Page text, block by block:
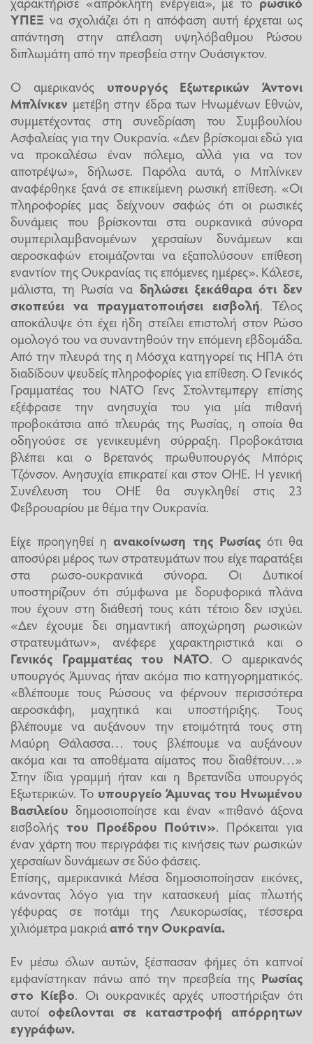
ΥΠΕΞ να σχολιάζει ότι η απόφαση αυτή έρχεται ως
απάντηση στην απέλαση υψηλόβαθμου Ρώσου
διπλωμάτη από την πρεσβεία στην Ουάσιγκτον.
Ο αμερικανός υπουργός Εξωτερικών Άντονι
Μπλίνκεν μετέβη στην έδρα των Ηνωμένων Εθνών,
συμμετέχοντας στη συνεδρίαση του Συμβουλίου
Ασφαλείας για την Ουκρανία. «Δεν βρίσκομαι εδώ για
να προκαλέσω έναν πόλεμο, αλλά για να τον
αποτρέψω», δήλωσε. Παρόλα αυτά, ο Μπλίνκεν
αναφέρθηκε ξανά σε επικείμενη ρωσική επίθεση. «Οι
πληροφορίες μας δείχνουν σαφώς ότι οι ρωσικές
δυνάμεις που βρίσκονται στα ουρκανικά σύνορα
συμπεριλαμβανομένων χερσαίων δυνάμεων και
αεροσκαφών ετοιμάζονται να εξαπολύσουν επίθεση
εναντίον της Ουκρανίας τις επόμενες ημέρες». Κάλεσε,
μάλιστα, τη Ρωσία να δηλώσει ξεκάθαρα ότι δεν
σκοπεύει να πραγματοποιήσει εισβολή. Τέλος
αποκάλυψε ότι έχει ήδη στείλει επιστολή στον Ρώσο
ομολογό του να συναντηθούν την επόμενη εβδομάδα.
Από την πλευρά της η Μόσχα κατηγορεί τις ΗΠΑ ότι
διαδίδουν ψευδείς πληροφορίες για επίθεση. Ο Γενικός
Γραμματέας του ΝΑΤΟ Γενς Στολντεμπεργ επίσης
εξέφρασε την ανησυχία του για μία πιθανή
προβοκάτσια από πλευράς της Ρωσίας, η οποία θα
οδηγούσε σε γενικευμένη σύρραξη. Προβοκάτσια
βλέπει και ο Βρετανός πρωθυπουργός Μπόρις
Τζόνσον. Ανησυχία επικρατεί και στον ΟΗΕ. Η γενική
Συνέλευση του ΟΗΕ θα συγκληθεί στις 23
Φεβρουαρίου με θέμα την Ουκρανία.
Είχε προηγηθεί ηανακοίνωση της Ρωσίαςότι θα
αποσύρει μέρος των στρατευμάτων που είχε παρατάξει
στα ρωσο-ουκρανικά σύνορα. Οι Δυτικοί
υποστηρίζουν ότι σύμφωνα με δορυφορικά πλάνα
που έχουν στη διάθεσή τους κάτι τέτοιο δεν ισχύει.
«Δεν έχουμε δει σημαντική αποχώρηση ρωσικών
στρατευμάτων», ανέφερε χαρακτηριστικά και ο
Γενικός Γραμματέας του ΝΑΤΟ. Ο αμερικανός
υπουργός Άμυνας ήταν ακόμα πιο κατηγορηματικός.
«Βλέπουμε τους Ρώσους να φέρνουν περισσότερα
αεροσκάφη, μαχητικά και υποστήριξης. Τους
βλέπουμε να αυξάνουν την ετοιμότητά τους στη
Μαύρη Θάλασσα… τους βλέπουμε να αυξάνουν
ακόμα και τα αποθέματα αίματος που διαθέτουν…»
Στην ίδια γραμμή ήταν και η Βρετανίδα υπουργός
Εξωτερικών. Το υπουργείο Άμυνας του Ηνωμένου
Βασιλείου δημοσιοποίησε και έναν «πιθανό άξονα
εισβολής του Προέδρου Πούτιν». Πρόκειται για
έναν χάρτη που περιγράφει τις κινήσεις των ρωσικών
χερσαίων δυνάμεων σε δύο φάσεις.
Επίσης, αμερικανικά Μέσα δημοσιοποίησαν εικόνες,
κάνοντας λόγο για την κατασκευή μίας πλωτής
γέφυρας σε ποτάμι της Λευκορωσίας, τέσσερα
χιλιόμετρα μακριάαπό την Ουκρανία.
Εν μέσω όλων αυτών, ξέσπασαν φήμες ότι καπνοί
εμφανίστηκαν πάνω από την πρεσβεία της Ρωσίας
στο Κίεβο. Οι ουκρανικές αρχές υποστήριξαν ότι
αυτοί οφείλονται σε καταστροφή απόρρητων
εγγράφων.